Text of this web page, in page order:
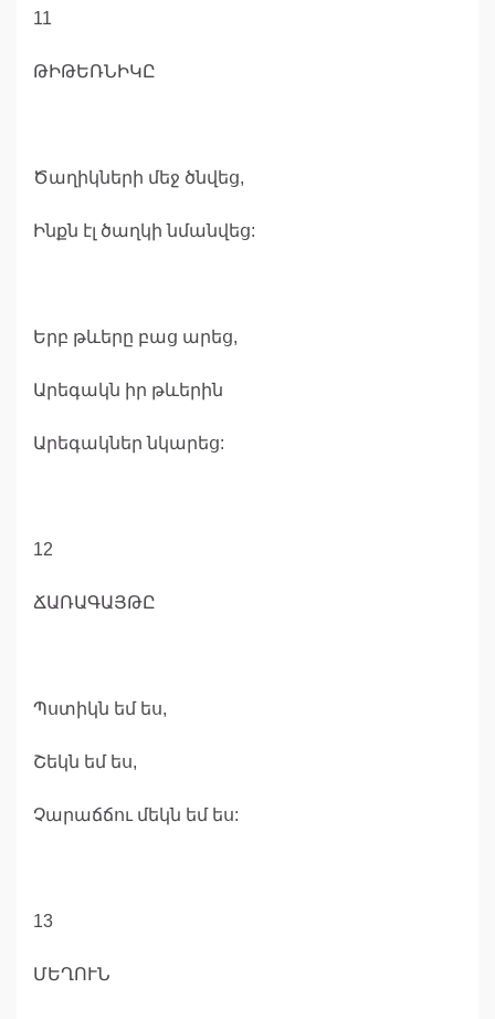
11
ԹԻԹԵՌՆԻԿԸ
Ծաղիկների մեջ ծնվեց,
Ինքն էլ ծաղկի նմանվեց:
Երբ թևերը բաց արեց,
Արեգակն իր թևերին
Արեգակներ նկարեց:
12
ՃԱՌԱԳԱՅԹԸ
Պստիկն եմ ես,
Շեկն եմ ես,
Չարաճճու մեկն եմ ես:
13
ՄԵՂՈՒՆ